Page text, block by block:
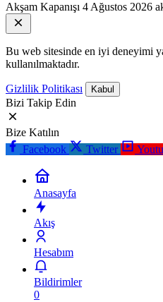
Akşam Kapanışı 4 Ağustos 2026
Bu web sitesinde en iyi deneyimi
kullanılmaktadır.
Gizlilik Politikası Kabul
Bizi Takip Edin
Bize Katılın
Facebook
Twitter
Anasayfa
Akış
Hesabım
Bildirimler
0